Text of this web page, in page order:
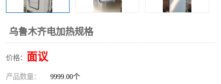
乌鲁木齐电加热规格
价格： 面议
产品数量： 9999.00个